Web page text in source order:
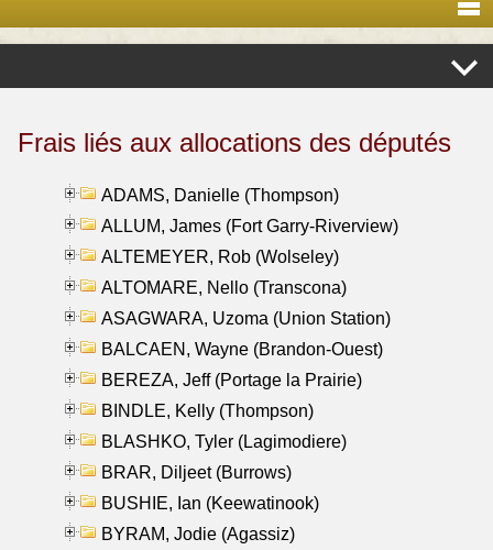
Frais liés aux allocations des députés
ADAMS, Danielle (Thompson)
ALLUM, James (Fort Garry-Riverview)
ALTEMEYER, Rob (Wolseley)
ALTOMARE, Nello (Transcona)
ASAGWARA, Uzoma (Union Station)
BALCAEN, Wayne (Brandon-Ouest)
BEREZA, Jeff (Portage la Prairie)
BINDLE, Kelly (Thompson)
BLASHKO, Tyler (Lagimodiere)
BRAR, Diljeet (Burrows)
BUSHIE, Ian (Keewatinook)
BYRAM, Jodie (Agassiz)